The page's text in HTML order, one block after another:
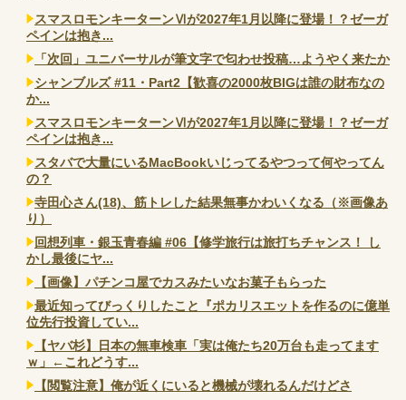
スマスロモンキーターンⅥが2027年1月以降に登場！？ゼーガ
ペインは抱き...
「次回」ユニバーサルが筆文字で匂わせ投稿…ようやく来たか
シャンブルズ #11・Part2【歓喜の2000枚BIGは誰の財布なの
か...
スマスロモンキーターンⅥが2027年1月以降に登場！？ゼーガ
ペインは抱き...
スタバで大量にいるMacBookいじってるやつって何やってん
の？
寺田心さん(18)、筋トレした結果無事かわいくなる（※画像あ
り）
回想列車・銀玉青春編 #06【修学旅行は旅打ちチャンス！ し
かし最後にヤ...
【画像】パチンコ屋でカスみたいなお菓子もらった
最近知ってびっくりしたこと『ポカリスエットを作るのに億単
位先行投資してい...
【ヤバ杉】日本の無車検車「実は俺たち20万台も走ってます
ｗ」←これどうす...
【閲覧注意】俺が近くにいると機械が壊れるんだけどさ